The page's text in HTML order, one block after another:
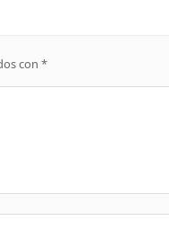
con *